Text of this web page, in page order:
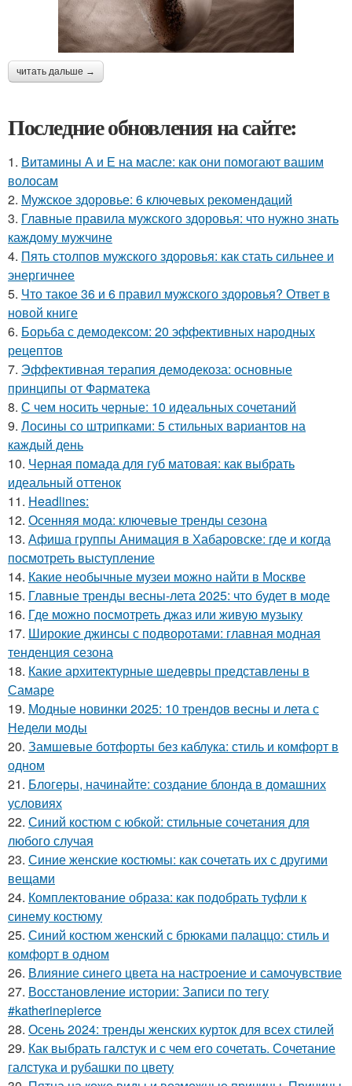
читать дальше →
Последние обновления на сайте:
1. Витамины А и Е на масле: как они помогают вашим
волосам
2. Мужское здоровье: 6 ключевых рекомендаций
3. Главные правила мужского здоровья: что нужно знать
каждому мужчине
4. Пять столпов мужского здоровья: как стать сильнее и
энергичнее
5. Что такое 36 и 6 правил мужского здоровья? Ответ в
новой книге
6. Борьба с демодексом: 20 эффективных народных
рецептов
7. Эффективная терапия демодекоза: основные
принципы от Фарматека
8. С чем носить черные: 10 идеальных сочетаний
9. Лосины со штрипками: 5 стильных вариантов на
каждый день
10. Черная помада для губ матовая: как выбрать
идеальный оттенок
11. Headlines:
12. Осенняя мода: ключевые тренды сезона
13. Афиша группы Анимация в Хабаровске: где и когда
посмотреть выступление
14. Какие необычные музеи можно найти в Москве
15. Главные тренды весны-лета 2025: что будет в моде
16. Где можно посмотреть джаз или живую музыку
17. Широкие джинсы с подворотами: главная модная
тенденция сезона
18. Какие архитектурные шедевры представлены в
Самаре
19. Модные новинки 2025: 10 трендов весны и лета с
Недели моды
20. Замшевые ботфорты без каблука: стиль и комфорт в
одном
21. Блогеры, начинайте: создание блонда в домашних
условиях
22. Синий костюм с юбкой: стильные сочетания для
любого случая
23. Синие женские костюмы: как сочетать их с другими
вещами
24. Комплектование образа: как подобрать туфли к
синему костюму
25. Синий костюм женский с брюками палаццо: стиль и
комфорт в одном
26. Влияние синего цвета на настроение и самочувствие
27. Восстановление истории: Записи по тегу
#katherinepierce
28. Осень 2024: тренды женских курток для всех стилей
29. Как выбрать галстук и с чем его сочетать. Сочетание
галстука и рубашки по цвету